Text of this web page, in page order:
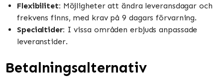
Flexibilitet: Möjligheter att ändra leveransdagar och
frekvens finns, med krav på 9 dagars förvarning.
Specialtider: I vissa områden erbjuds anpassade
leveranstider.
Betalningsalternativ